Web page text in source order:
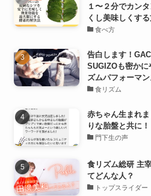
１〜２分でカン
くし美味しくする
食べ方
告白します！
SUGIZOも密かに
ズムパフォーマン
食リズム
赤ちゃん生まれ
りな胎盤と共に！
門下生の声
食リズム総研 主
てどんな人？
トップスライダー